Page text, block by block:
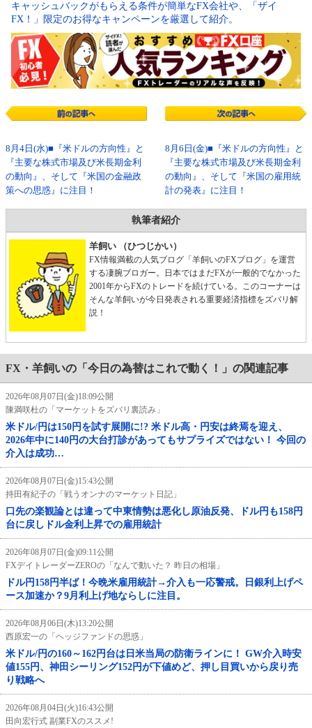
キャッシュバックがもらえる条件が簡単なFX会社や、「ザイ
FX！」限定のお得なキャンペーンを厳選して紹介。
8月4日(水)■『米ドルの方向性』と
『主要な株式市場及び米長期金利
の動向』、そして『米国の金融政
策への思惑』に注目！
8月6日(金)■『米ドルの方向性』と
『主要な株式市場及び米長期金利
の動向』、そして『米国の雇用統
計の発表』に注目！
執筆者紹介
羊飼い （ひつじかい）
FX情報満載の人気ブログ「羊飼いのFXブログ」を運営
する凄腕ブロガー。日本ではまだFXが一般的でなかった
2001年からFXのトレードを続けている。このコーナーは
そんな羊飼いが今日発表される重要経済指標をズバリ解
説！
FX・羊飼いの「今日の為替はこれで動く！」の関連記事
2026年08月07日(金)18:09公開
陳満咲杜の「マーケットをズバリ裏読み」
米ドル/円は150円を試す展開に!? 米ドル高・円安は終焉を迎え、
2026年中に140円の大台打診があってもサプライズではない！ 今回の
介入は成功…
2026年08月07日(金)15:43公開
持田有紀子の「戦うオンナのマーケット日記」
口先の楽観論とは違って中東情勢は悪化し原油反発、ドル円も158円
台に戻しドル金利上昇での雇用統計
2026年08月07日(金)09:11公開
FXデイトレーダーZEROの「なんで動いた？ 昨日の相場」
ドル円158円半ば！今晩米雇用統計→介入も一応警戒。日銀利上げペ
ース加速か？9月利上げ地ならしに注目。
2026年08月06日(木)13:20公開
西原宏一の「ヘッジファンドの思惑」
米ドル/円の160～162円台は日米当局の防衛ラインに！ GW介入時安
値155円、神田シーリング152円が下値めど、押し目買いから戻り売
り戦略へ
2026年08月04日(火)16:43公開
田向宏行式 副業FXのススメ!